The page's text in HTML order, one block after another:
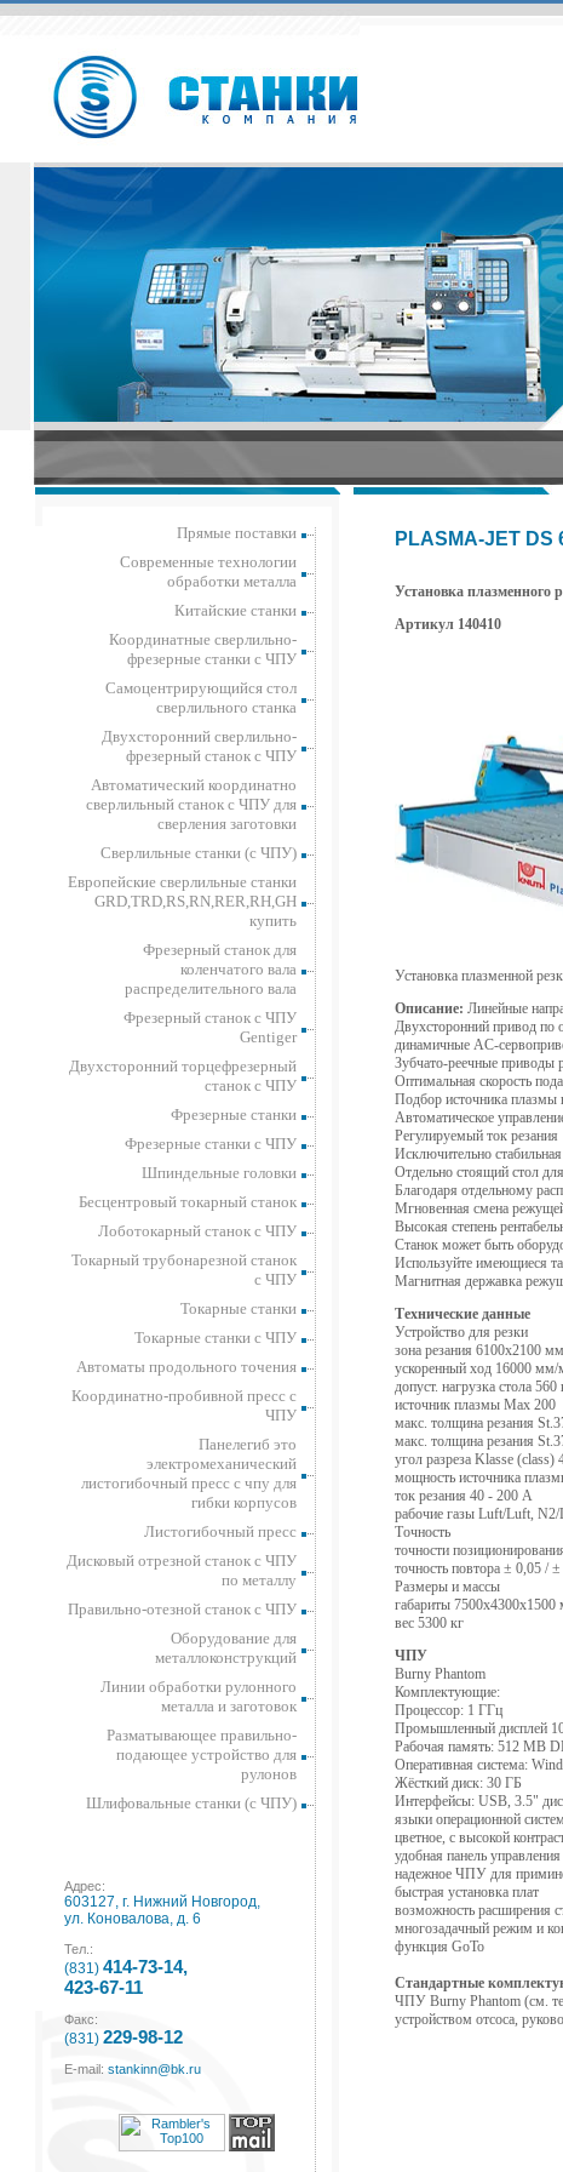
Прямые поставки
Современные технологии
обработки металла
Китайские станки
Координатные сверлильно-
фрезерные станки с ЧПУ
Самоцентрирующийся стол
сверлильного станка
Двухсторонний сверлильно-
фрезерный станок с ЧПУ
Автоматический координатно
сверлильный станок с ЧПУ для
сверления заготовки
Сверлильные станки (с ЧПУ)
Европейские сверлильные станки
GRD,TRD,RS,RN,RER,RH,GH
купить
Фрезерный станок для
коленчатого вала
распределительного вала
Фрезерный станок с ЧПУ
Gentiger
Двухсторонний торцефрезерный
станок с ЧПУ
Фрезерные станки
Фрезерные станки с ЧПУ
Шпиндельные головки
Бесцентровый токарный станок
Лоботокарный станок с ЧПУ
Токарный трубонарезной станок
с ЧПУ
Токарные станки
Токарные станки с ЧПУ
Автоматы продольного точения
Координатно-пробивной пресс с
ЧПУ
Панелегиб это
электромеханический
листогибочный пресс с чпу для
гибки корпусов
Листогибочный пресс
Дисковый отрезной станок с ЧПУ
по металлу
Правильно-отезной станок с ЧПУ
Оборудование для
металлоконструкций
Линии обработки рулонного
металла и заготовок
Разматывающее правильно-
подающее устройство для
рулонов
Шлифовальные станки (с ЧПУ)
Адрес:
603127, г. Нижний Новгород,
ул. Коновалова, д. 6
Тел.:
(831) 414-73-14,
423-67-11
Факс:
(831) 229-98-12
E-mail: stankinn@bk.ru
PLASMA-JET DS
Установка плазменного
Артикул 140410
Установка плазменной
Описание: Линейные
Двухсторонний привод по
динамичные AC-
Зубчато-реечные приводы
Оптимальная скорость
Подбор источника плазмы
Автоматическое
Регулируемый ток резания
Исключительно
Отдельно стоящий стол
Благодаря отдельному
Мгновенная смена
Высокая степень
Станок может быть
Используйте имеющиеся
Магнитная державка
Технические данные
Устройство для резки
зона резания 6100x2100 мм
ускоренный ход 16000 мм/
допуст. нагрузка стола 560
источник плазмы Max 200
макс. толщина резания
макс. толщина резания
угол разреза Klasse
мощность источника
ток резания 40 - 200 А
рабочие газы Luft/Luft,
Tочность
точности
точность повтора ± 0,05 /
Размеры и массы
габариты 7500x4300x1500
вес 5300 кг
ЧПУ
Burny Phantom
Комплектующие:
Процессор: 1 ГГц
Промышленный дисплей
Рабочая память: 512 MB
Оперативная система:
Жёсткий диск: 30 ГБ
Интерфейсы: USB, 3.5"
языки операционной
цветное, с высокой
удобная панель управления
надежное ЧПУ для
быстрая установка плат
возможность расширения
многозадачный режим и
функция GoTo
Стандартные
ЧПУ Burny Phantom (см.
устройством отсоса,